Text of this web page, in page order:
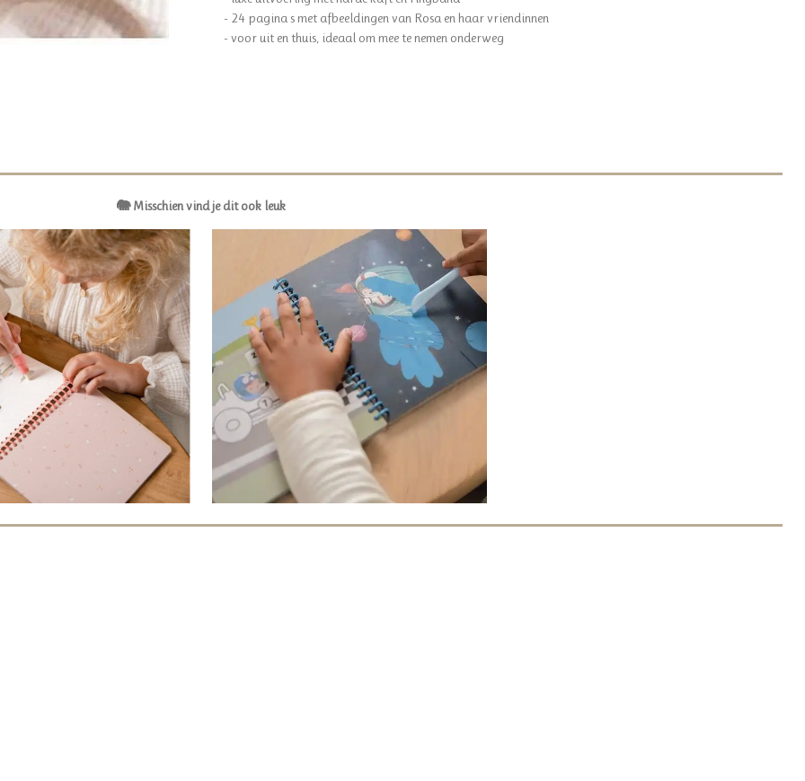
- 24 pagina s met afbeeldingen van Rosa en haar vriendinnen
- voor uit en thuis, ideaal om mee te nemen onderweg
🐘 Misschien vind je dit ook leuk